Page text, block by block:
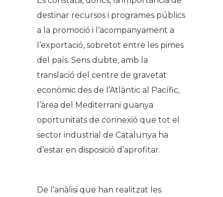
destinar recursos i programes públics
a la promoció i l’acompanyament a
l’exportació, sobretot entre les pimes
del país. Sens dubte, amb la
translació del centre de gravetat
econòmic des de l’Atlàntic al Pacífic,
l’àrea del Mediterrani guanya
oportunitats de connexió que tot el
sector industrial de Catalunya ha
d’estar en disposició d’aprofitar.
De l’anàlisi que han realitzat les